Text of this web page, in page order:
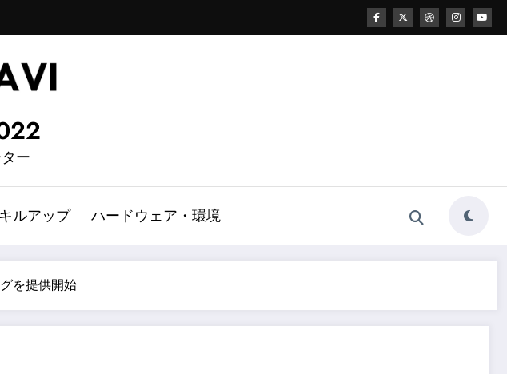
ー
ルアップ ハードウェア・環境
を提供開始